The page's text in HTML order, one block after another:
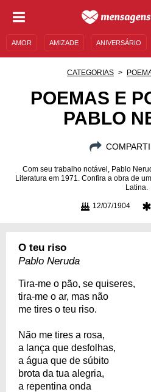
AMOR AMIZADE ANIVERSÁRIO
MENSAGENS E FRASES
CATEGORIAS
POEMAS E
PABLO
Com seu trabalho notável, Pablo
Literatura em 1971. Confira a obra de
Latina.
12/07/1904
O teu riso
Pablo Neruda
Tira-me o pão, se quiseres,
tira-me o ar, mas não
me tires o teu riso.
Não me tires a rosa,
a lança que desfolhas,
a água que de súbito
brota da tua alegria,
a repentina onda